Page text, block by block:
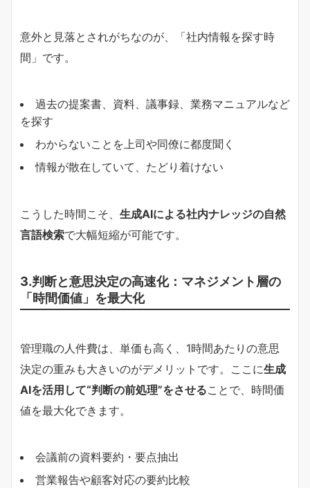
意外と見落とされがちなのが、「社内情報を探す時
間」です。
過去の提案書、資料、議事録、業務マニュアルなど
を探す
わからないことを上司や同僚に都度聞く
情報が散在していて、たどり着けない
こうした時間こそ、 生成AIによる社内ナレッジの自然
言語検索で大幅短縮が可能です。
3.判断と意思決定の高速化：マネジメント層の
「時間価値」を最大化
管理職の人件費は、単価も高く、1時間あたりの意思
決定の重みも大きいのがデメリットです。ここに生成
AIを活用して“判断の前処理”をさせることで、時間価
値を最大化できます。
会議前の資料要約・要点抽出
営業報告や顧客対応の要約比較